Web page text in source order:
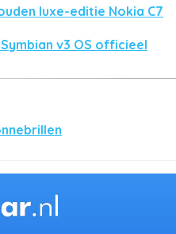
luxe-editie Nokia C7
v3 OS officieel